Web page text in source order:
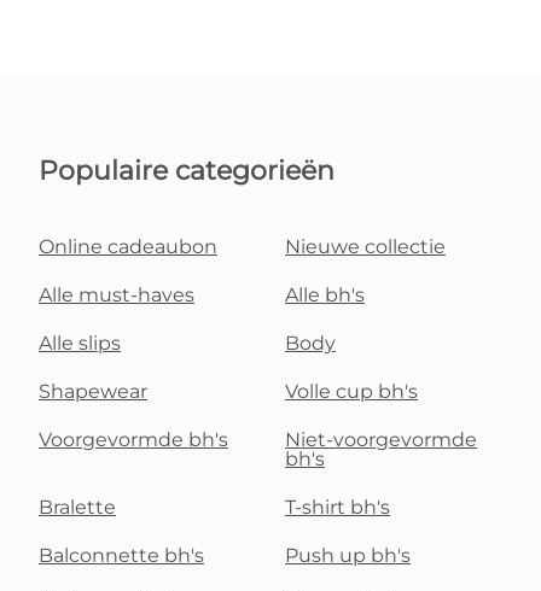
Populaire categorieën
Online cadeaubon Nieuwe collectie
Alle must-haves Alle bh's
Alle slips Body
Shapewear Volle cup bh's
Voorgevormde bh's
Niet-voorgevormde
bh's
Bralette T-shirt bh's
Balconnette bh's Push up bh's